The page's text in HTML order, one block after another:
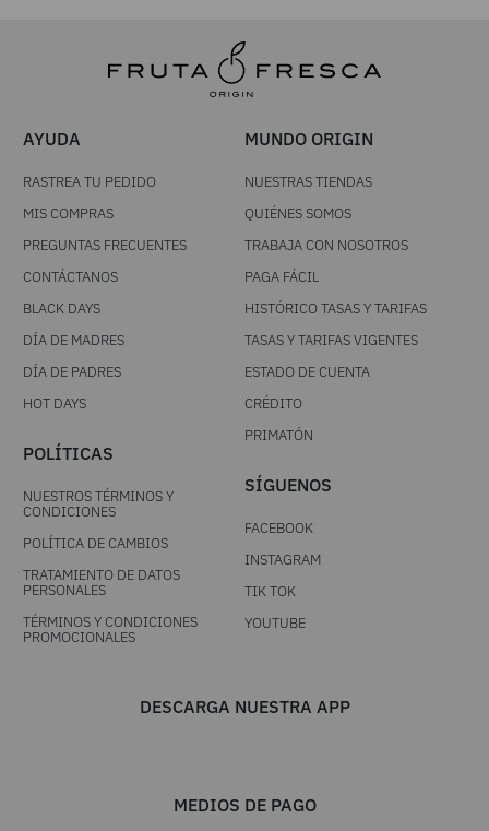
AYUDA
RASTREA TU PEDIDO
MIS COMPRAS
PREGUNTAS FRECUENTES
CONTÁCTANOS
BLACK DAYS
DÍA DE MADRES
DÍA DE PADRES
HOT DAYS
POLÍTICAS
NUESTROS TÉRMINOS Y
CONDICIONES
POLÍTICA DE CAMBIOS
TRATAMIENTO DE DATOS
PERSONALES
TÉRMINOS Y CONDICIONES
PROMOCIONALES
MUNDO ORIGIN
NUESTRAS TIENDAS
QUIÉNES SOMOS
TRABAJA CON NOSOTROS
PAGA FÁCIL
HISTÓRICO TASAS Y TARIFAS
TASAS Y TARIFAS VIGENTES
ESTADO DE CUENTA
CRÉDITO
PRIMATÓN
SÍGUENOS
FACEBOOK
INSTAGRAM
TIK TOK
YOUTUBE
DESCARGA NUESTRA APP
MEDIOS DE PAGO